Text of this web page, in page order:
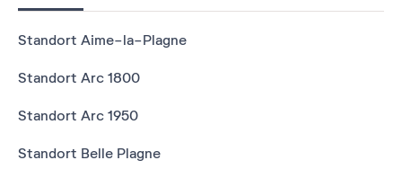
Standort Aime-la-Plagne
Standort Arc 1800
Standort Arc 1950
Standort Belle Plagne